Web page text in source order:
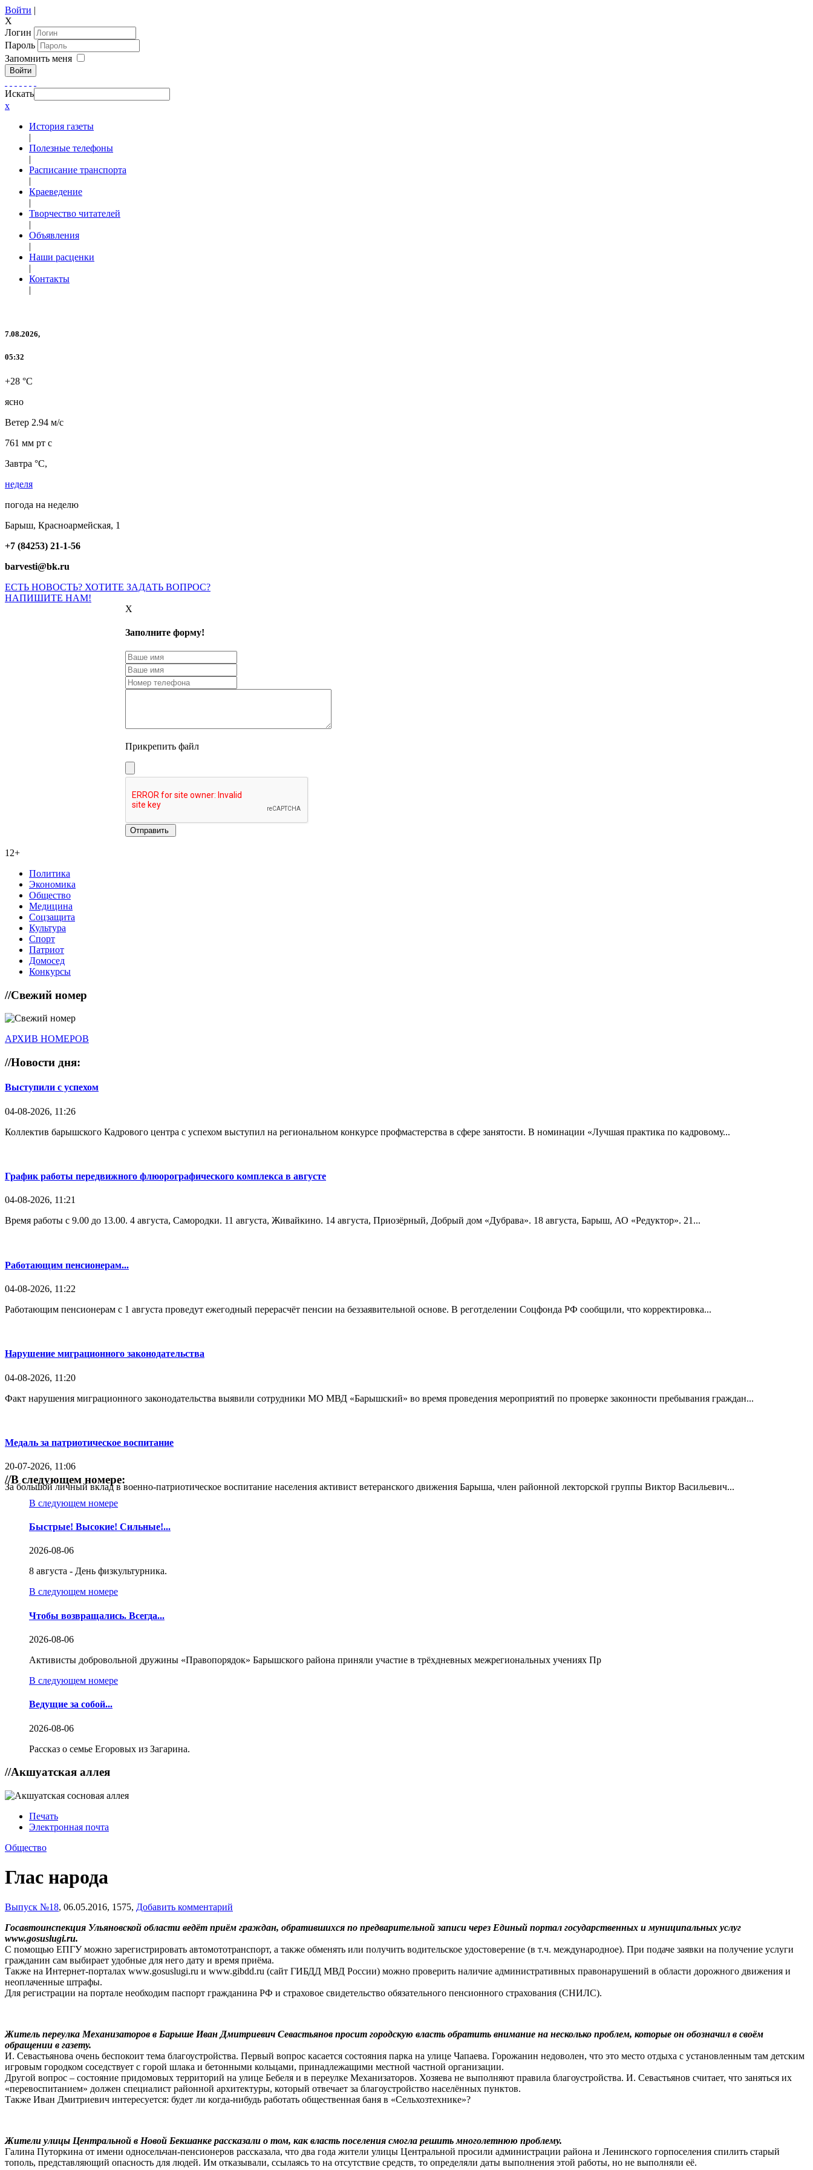
Войти |
X
Логин
Пароль
Запомнить меня
Войти
Искать
x
История газеты
|
Полезные телефоны
|
Расписание транспорта
|
Краеведение
|
Творчество читателей
|
Объявления
|
Наши расценки
|
Контакты
|
7.08.2026,
05:32
+28 °C
ясно
Ветер 2.94 м/с
761 мм рт с
Завтра °C,
неделя
погода на неделю
Барыш, Красноармейская, 1
+7 (84253) 21-1-56
barvesti@bk.ru
ЕСТЬ НОВОСТЬ? ХОТИТЕ ЗАДАТЬ ВОПРОС?
НАПИШИТЕ НАМ!
X
Заполните форму!
Прикрепить файл
12+
Политика
Экономика
Общество
Медицина
Соцзащита
Культура
Спорт
Патриот
Домосед
Конкурсы
//Свежий номер
АРХИВ НОМЕРОВ
//Новости дня:
Выступили с успехом
04-08-2026, 11:26
Коллектив барышского Кадрового центра с успехом выступил на региональном конкурсе профмастерства в сфере занятости. В номинации «Лучшая практика по кадровому...
График работы передвижного флюорографического комплекса в августе
04-08-2026, 11:21
Время работы с 9.00 до 13.00. 4 августа, Самородки. 11 августа, Живайкино. 14 августа, Приозёрный, Добрый дом «Дубрава». 18 августа, Барыш, АО «Редуктор». 21...
Работающим пенсионерам...
04-08-2026, 11:22
Работающим пенсионерам с 1 августа проведут ежегодный перерасчёт пенсии на беззаявительной основе. В реготделении Соцфонда РФ сообщили, что корректировка...
Нарушение миграционного законодательства
04-08-2026, 11:20
Факт нарушения миграционного законодательства выявили сотрудники МО МВД «Барышский» во время проведения мероприятий по проверке законности пребывания граждан...
Медаль за патриотическое воспитание
20-07-2026, 11:06
За большой личный вклад в военно-патриотическое воспитание населения активист ветеранского движения Барыша, член районной лекторской группы Виктор Васильевич...
//В следующем номере:
В следующем номере
Быстрые! Высокие! Сильные!...
2026-08-06
8 августа - День физкультурника.
В следующем номере
Чтобы возвращались. Всегда...
2026-08-06
Активисты добровольной дружины «Правопорядок» Барышского района приняли участие в трёхдневных межрегиональных учениях Пр
В следующем номере
Ведущие за собой...
2026-08-06
Рассказ о семье Егоровых из Загарина.
//Акшуатская аллея
Печать
Электронная почта
Общество
Глас народа
Выпуск №18, 06.05.2016, 1575, Добавить комментарий
Госавтоинспекция Ульяновской области ведёт приём граждан, обратившихся по предварительной записи через Единый портал государственных и муниципальных услуг
www.gosuslugi.ru.
С помощью ЕПГУ можно зарегистрировать автомототранспорт, а также обменять или получить водительское удостоверение (в т.ч. международное). При подаче заявки на получение услуги
гражданин сам выбирает удобные для него дату и время приёма.
Также на Интернет-порталах www.gosuslugi.ru и www.gibdd.ru (сайт ГИБДД МВД России) можно проверить наличие административных правонарушений в области дорожного движения и
неоплаченные штрафы.
Для регистрации на портале необходим паспорт гражданина РФ и страховое свидетельство обязательного пенсионного страхования (СНИЛС).
Житель переулка Механизаторов в Барыше Иван Дмитриевич Севастьянов просит городскую власть обратить внимание на несколько проблем, которые он обозначил в своём
обращении в газету.
И. Севастьянова очень беспокоит тема благоустройства. Первый вопрос касается состояния парка на улице Чапаева. Горожанин недоволен, что это место отдыха с установленным там детским
игровым городком соседствует с горой шлака и бетонными кольцами, принадлежащими местной частной организации.
Другой вопрос – состояние придомовых территорий на улице Бебеля и в переулке Механизаторов. Хозяева не выполняют правила благоустройства. И. Севастьянов считает, что заняться их
«перевоспитанием» должен специалист районной архитектуры, который отвечает за благоустройство населённых пунктов.
Также Иван Дмитриевич интересуется: будет ли когда-нибудь работать общественная баня в «Сельхозтехнике»?
Жители улицы Центральной в Новой Бекшанке рассказали о том, как власть поселения смогла решить многолетнюю проблему.
Галина Путоркина от имени односельчан-пенсионеров рассказала, что два года жители улицы Центральной просили администрации района и Ленинского горпоселения спилить старый
тополь, представляющий опасность для людей. Им отказывали, ссылаясь то на отсутствие средств, то определяли даты выполнения этой работы, но не выполняли её.